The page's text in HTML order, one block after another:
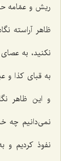
ریش و عمّامه
ظاهر آراسته
نكنید، به
به قبای كذا و
و این ظاهر
نمی‌دانیم چه
نفوذ كردیم و